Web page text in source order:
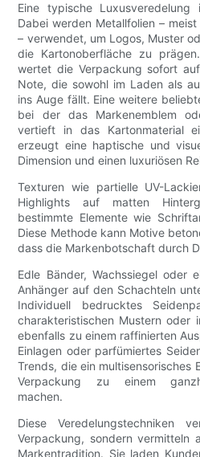
Eine typische
Dabei werden Metallfolien –
– verwendet, um Logos, Muster
die Kartonoberfläche zu
wertet die Verpackung sofort
Note, die sowohl im Laden als
ins Auge fällt. Eine weitere
bei der das Markenemblem
vertieft in das Kartonmaterial
erzeugt eine haptische und
Dimension und einen luxuriösen
Texturen wie partielle UV-
Highlights auf matten
bestimmte Elemente wie
Diese Methode kann Motive
dass die Markenbotschaft durch
Edle Bänder, Wachssiegel oder
Anhänger auf den Schachteln
Individuell bedrucktes
charakteristischen Mustern oder
ebenfalls zu einem raffinierten
Einlagen oder parfümiertes
Trends, die ein multisensorisches
Verpackung zu einem
machen.
Diese Veredelungstechniken
Verpackung, sondern vermitteln
Markentradition. Sie laden